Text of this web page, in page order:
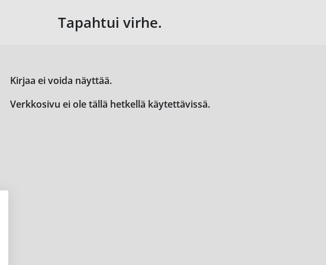
Tapahtui virhe.
Kirjaa ei voida näyttää.
Verkkosivu ei ole tällä hetkellä käytettävissä.